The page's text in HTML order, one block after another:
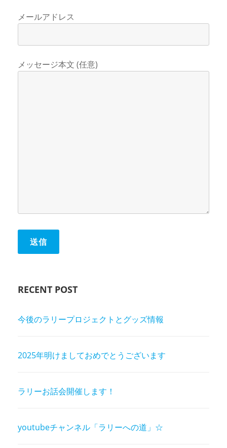
メールアドレス
メッセージ本文 (任意)
RECENT POST
今後のラリープロジェクトとグッズ情報
2025年明けましておめでとうございます
ラリーお話会開催します！
youtubeチャンネル「ラリーへの道」☆